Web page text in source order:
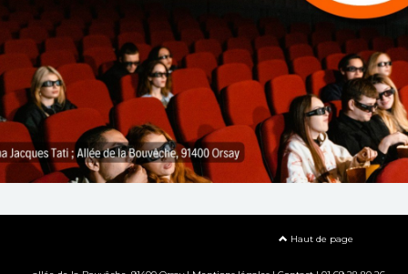
Haut de page